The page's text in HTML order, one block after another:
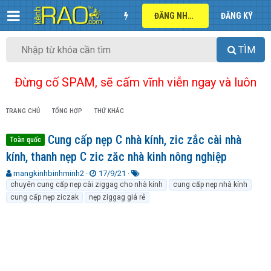
ĐĂNG NHẬP ĐĂNG KÝ
TÌM
Đừng cố SPAM, sẽ cấm vĩnh viễn ngay và luôn
TRANG CHỦ TỔNG HỢP THỨ KHÁC
Toàn quốc
Cung cấp nẹp C nhà kính, zic zắc cài nhà
kính, thanh nẹp C zic zăc nhà kinh nông nghiệp
T
h
r
e
mangkinhbinhminh2
N
g
à
y
17/9/21
T
ừ
k
h
chuyên cung cấp nẹp cài ziggag cho nhà kính
cung cấp nẹp nhà kính
cung cấp nẹp ziczak
nẹp ziggag giá rẻ